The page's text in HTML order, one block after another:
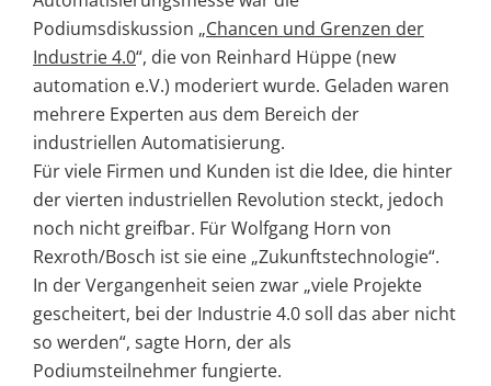
Podiumsdiskussion „Chancen und Grenzen der
Industrie 4.0“, die von Reinhard Hüppe (new
automation e.V.) moderiert wurde. Geladen waren
mehrere Experten aus dem Bereich der
industriellen Automatisierung.
Für viele Firmen und Kunden ist die Idee, die hinter
der vierten industriellen Revolution steckt, jedoch
noch nicht greifbar. Für Wolfgang Horn von
Rexroth/Bosch ist sie eine „Zukunftstechnologie“.
In der Vergangenheit seien zwar „viele Projekte
gescheitert, bei der Industrie 4.0 soll das aber nicht
so werden“, sagte Horn, der als
Podiumsteilnehmer fungierte.